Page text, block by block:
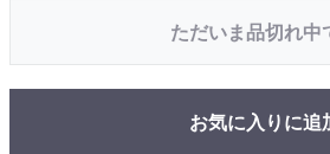
ただいま品切れ中
お気に入りに追